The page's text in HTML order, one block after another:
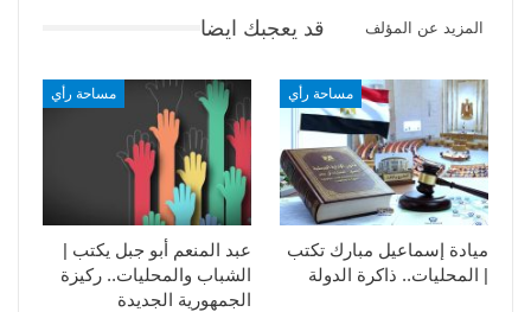
قد يعجبك ايضا المزيد عن المؤلف
مساحة رأي
عبد المنعم أبو جبل يكتب |
الشباب والمحليات.. ركيزة
الجمهورية الجديدة
مساحة رأي
ميادة إسماعيل مبارك تكتب
| المحليات.. ذاكرة الدولة